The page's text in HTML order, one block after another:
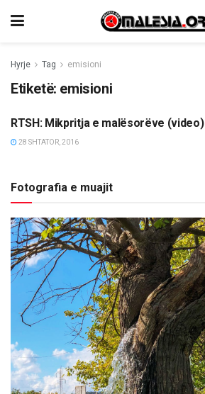
Hyrje Tag emisioni
Etiketë: emisioni
TË NDRYSHME
RTSH: Mikpritja e malësorëve (video)
28 SHTATOR, 2016
Fotografia e muajit